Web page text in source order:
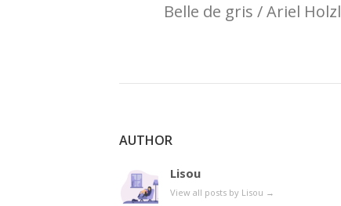
Belle de gris / Ariel Holzl
AUTHOR
Lisou
View all posts by Lisou →